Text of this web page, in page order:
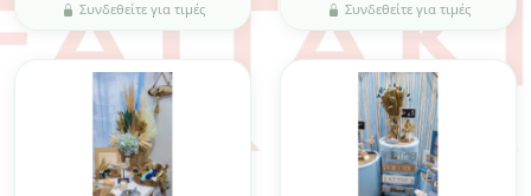
Συνδεθείτε για τιμές Συνδεθείτε για τιμές